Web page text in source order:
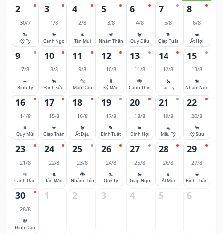
2
30/7
🐍
Kỷ Tỵ
3
1/8
🐎
Canh Ngọ
4
2/8
🐐
Tân Mùi
5
3/8
🐒
Nhâm Thân
6
4/8
🐓
Quý Dậu
7
5/8
🐕
Giáp Tuất
8
6/8
🐖
Ất Hợi
9
7/8
🐀
Bính Tý
10
8/8
🐂
Đinh Sửu
11
9/8
🐅
Mậu Dần
12
10/8
🐈
Kỷ Mão
13
11/8
🐉
Canh Thìn
14
12/8
🐍
Tân Tỵ
15
13/8
🐎
Nhâm Ngọ
16
14/8
🐐
Quý Mùi
17
15/8
🐒
Giáp Thân
18
16/8
🐓
Ất Dậu
19
17/8
🐕
Bính Tuất
20
18/8
🐖
Đinh Hợi
21
19/8
🐀
Mậu Tý
22
20/8
🐂
Kỷ Sửu
23
21/8
🐅
Canh Dần
24
22/8
🐈
Tân Mão
25
23/8
🐉
Nhâm Thìn
26
24/8
🐍
Quý Tỵ
27
25/8
🐎
Giáp Ngọ
28
26/8
🐐
Ất Mùi
29
27/8
🐒
Bính Thân
30
28/8
🐓
Đinh Dậu
1 2 3 4 5 6